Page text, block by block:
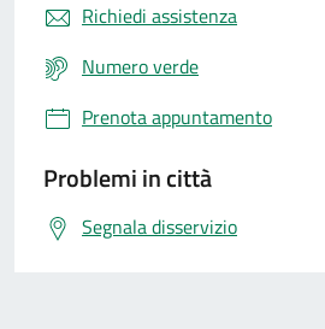
Richiedi assistenza
Numero verde
Prenota appuntamento
Problemi in città
Segnala disservizio